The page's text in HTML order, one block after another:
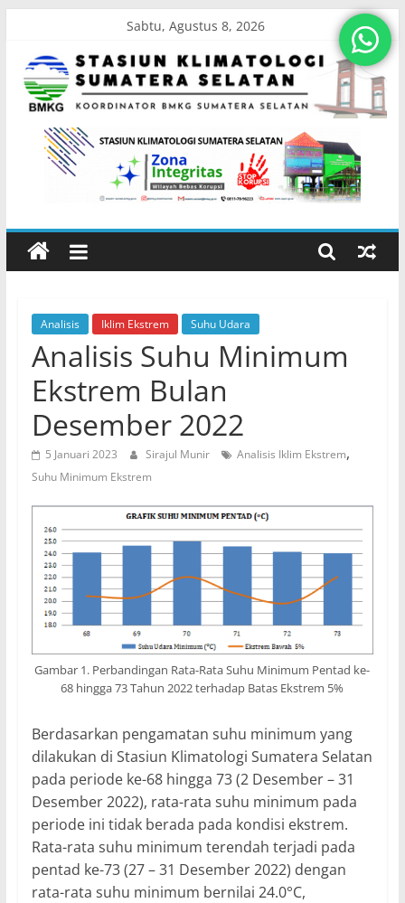
content
Sabtu, Agustus 8, 2026
Stasiun
Klimatologi
Sumatera
Koordinator
BMKG
Sumatera
Selatan
Analisis Iklim Ekstrem Suhu Udara
Analisis Suhu Minimum
Ekstrem Bulan
Desember 2022
5 Januari 2023 Sirajul Munir Analisis Iklim Ekstrem,
Suhu Minimum Ekstrem
Gambar 1. Perbandingan Rata-Rata Suhu Minimum Pentad ke-
68 hingga 73 Tahun 2022 terhadap Batas Ekstrem 5%
Berdasarkan pengamatan suhu minimum yang
dilakukan di Stasiun Klimatologi Sumatera Selatan
pada periode ke-68 hingga 73 (2 Desember – 31
Desember 2022), rata-rata suhu minimum pada
periode ini tidak berada pada kondisi ekstrem.
Rata-rata suhu minimum terendah terjadi pada
pentad ke-73 (27 – 31 Desember 2022) dengan
rata-rata suhu minimum bernilai 24.0°C,